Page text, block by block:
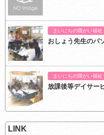
まいにちの障がい福祉
おしょう先生のパ
まいにちの障がい福祉
放課後等デイサー
LINK